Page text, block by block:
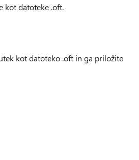
kot datoteke .oft.
kot datoteko .oft in ga priložite